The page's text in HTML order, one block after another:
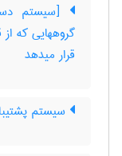
[سیستم
گروههایی که
قرار میدهد
سیستم